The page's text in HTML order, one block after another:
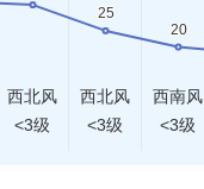
西北风
<3级
西北风
<3级
西南风
<3级